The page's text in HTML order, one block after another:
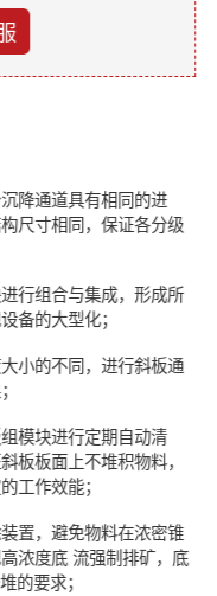
降通道具有相同的进
尺寸相同，保证各分级
行组合与集成，形成所
备的大型化；
小的不同，进行斜板通
模块进行定期自动清
板板面上不堆积物料，
工作效能；
置，避免物料在浓密锥
浓度底 流强制排矿，底
的要求；